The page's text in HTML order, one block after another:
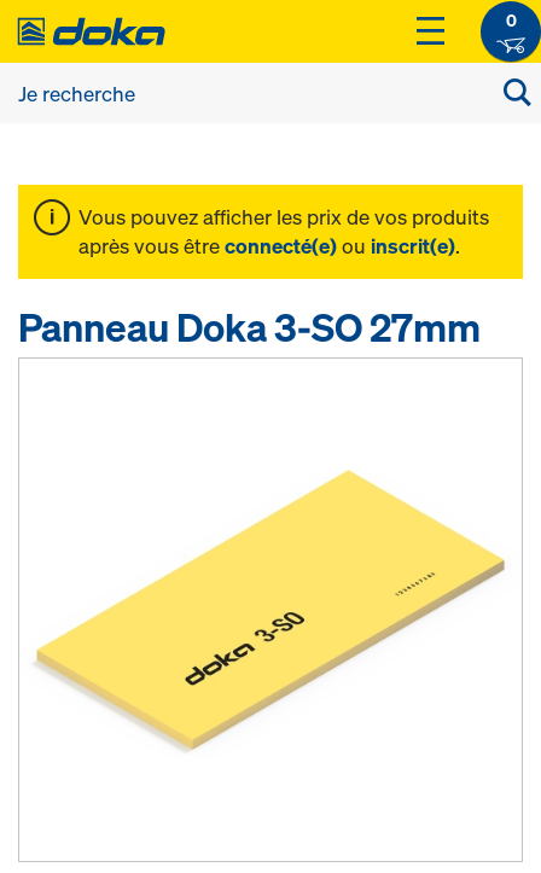
0
Vous pouvez afficher les prix de vos produits
après vous êtreconnecté(e)ou inscrit(e).
Panneau Doka 3-SO 27mm